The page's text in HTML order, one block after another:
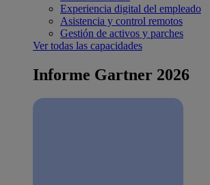
Experiencia digital del empleado
Asistencia y control remotos
Gestión de activos y parches
Ver todas las capacidades
Informe Gartner 2026